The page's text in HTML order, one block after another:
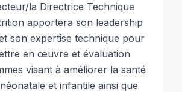
la Directrice Technique
apportera son leadership
son expertise technique pour
en œuvre et évaluation
visant à améliorer la santé
et infantile ainsi que